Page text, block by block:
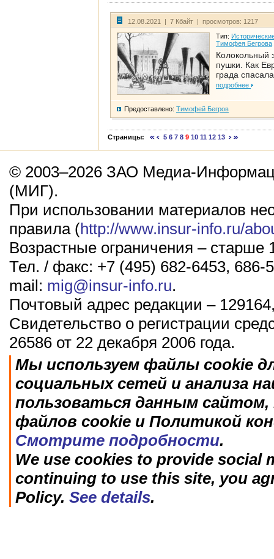
12.08.2021 | 7 Кбайт | просмотров: 1217
Тип:
Тимофея Бегрова
Колокольный
пушки. Как
града
подробнее
Предоставлено: Тимофей Бегров
Страницы: 5 6 7 8 9 10 11 12 13
© 2003–2026 ЗАО Медиа-
(МИГ).
При использовании материалов
правила (http://www.insur-info.ru/
Возрастные ограничения – старше
Тел. / факс: +7 (495) 682-6453, 686-
mail: mig@insur-info.ru.
Почтовый адрес редакции –
Свидетельство о регистрации
26586 от 22 декабря 2006 года.
Мы используем файлы cookie
социальных сетей и анализа
пользоваться данным
файлов cookie и Политикой
Смотрите подробности.
We use cookies to provide social
continuing to use this site, you
Policy. See details.